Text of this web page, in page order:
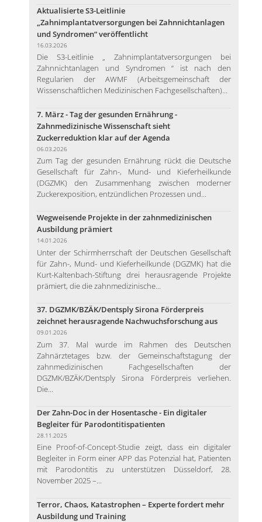
Aktualisierte S3-Leitlinie
„Zahnimplantatversorgungen bei Zahnnichtanlagen
und Syndromen“ veröffentlicht
16.03.2026
Die S3-Leitlinie „ Zahnimplantatversorgungen bei
Zahnnichtanlagen und Syndromen “ ist nach den
Regularien der AWMF (Arbeitsgemeinschaft der
Wissenschaftlichen Medizinischen Fachgesellschaften)...
7. März - Tag der gesunden Ernährung -
Zahnmedizinische Wissenschaft sieht
Zuckerreduktion klar auf der Agenda
06.03.2026
Zum Tag der gesunden Ernährung rückt die Deutsche
Gesellschaft für Zahn-, Mund- und Kieferheilkunde
(DGZMK) den Zusammenhang zwischen moderner
Zuckerexposition, entzündlichen Prozessen und...
Wegweisende Projekte in der zahnmedizinischen
Ausbildung prämiert
14.01.2026
Unter der Schirmherrschaft der Deutschen Gesellschaft
für Zahn-, Mund- und Kieferheilkunde (DGZMK) hat die
Kurt-Kaltenbach-Stiftung drei herausragende Projekte
prämiert, die die zahnmedizinische...
37. DGZMK/BZÄK/Dentsply Sirona Förderpreis
zeichnet herausragende Nachwuchsforschung aus
09.01.2026
Zum 37. Mal wurde im Rahmen des Deutschen
Zahnärztetages bzw. der Gemeinschaftstagung der
zahnmedizinischen Fachgesellschaften der
DGZMK/BZÄK/Dentsply Sirona Förderpreis verliehen.
Die...
Der Zahn-Doc in der Hosentasche - Ein digitaler
Begleiter für Parodontitispatienten
28.11.2025
Eine Proof-of-Concept-Studie zeigt, dass ein digitaler
Begleiter in Form einer APP das Potenzial hat, Patienten
mit Parodontitis zu unterstützen Düsseldorf, 28.
November 2025 –...
Terror, Chaos, Katastrophen – Experte fordert mehr
Ausbildung und Training